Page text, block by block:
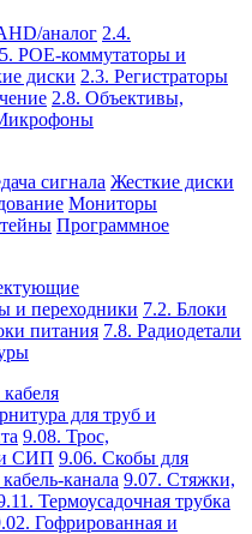
аналог 2.4.
РОЕ-коммутаторы и
диски 2.3. Регистраторы
2.8. Объективы,
сигнала Жесткие диски
Мониторы
Программное
и переходники 7.2. Блоки
питания 7.8. Радиодетали
для труб и
9.08. Трос,
и СИП 9.06. Скобы для
канала 9.07. Стяжки,
Термоусадочная трубка
Гофрированная и